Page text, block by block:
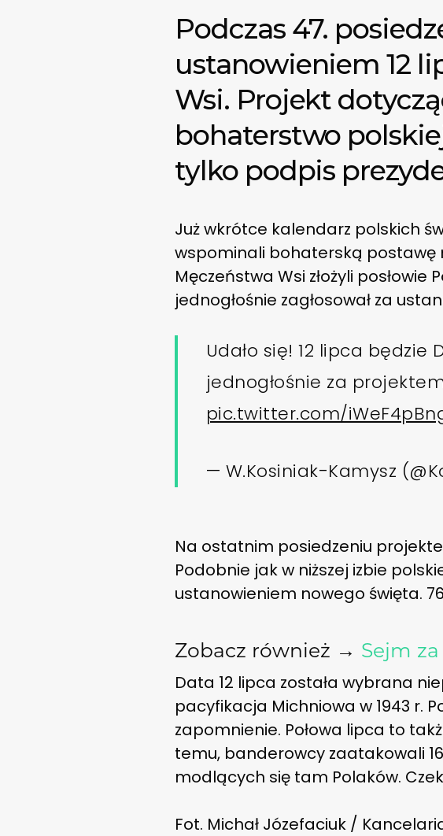
Podczas 47.
ustanowieniem 12
Wsi. Projekt
bohaterstwo polskiej
tylko podpis
Już wkrótce kalendarz polskich
wspominali bohaterską postawę
Męczeństwa Wsi złożyli
jednogłośnie zagłosował za
Udało się! 12 lipca będzie
jednogłośnie za
pic.twitter.com/
— W.Kosiniak-Kamysz
Na ostatnim posiedzeniu
Podobnie jak w niższej izbie
ustanowieniem nowego święta.
Zobacz również → Sejm
Data 12 lipca została wybrana
pacyfikacja Michniowa w 1943 r.
zapomnienie. Połowa lipca to
temu, banderowcy zaatakowali
modlących się tam Polaków.
Fot. Michał Józefaciuk /